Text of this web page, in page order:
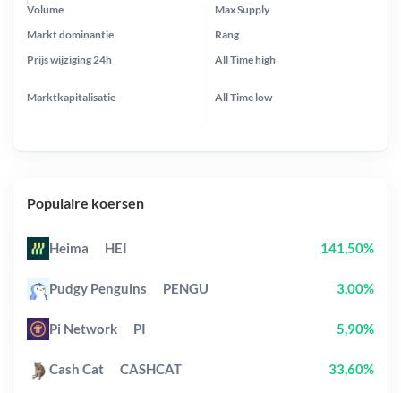
Prijs wijziging 24h
Max Supply
Markt dominantie
Marktkapitalisatie
Volume
Rang
All Timehigh
All Time low
Populaire koersen
Heima HEI 141,50%
Pudgy Penguins PENGU 3,00%
Pi Network PI 5,90%
Cash Cat CASHCAT 33,60%